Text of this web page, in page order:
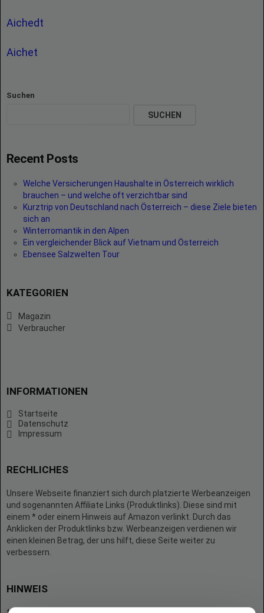
Aichedt
Aichet
Suchen
SUCHEN
Recent Posts
Welche Versicherungen Haushalte in Österreich wirklich
brauchen – und welche oft verzichtbar sind
Kurztrip von Deutschland nach Österreich – diese Ziele bieten
sich an
Winterromantik in den Alpen
Ein vergleichender Blick auf Vietnam und Österreich
Ebensee Salzwelten Tour
KATEGORIEN
Magazin
Verbraucher
INFORMATIONEN
Startseite
Datenschutz
Impressum
RECHLICHES
Unsere Webseite finanziert sich durch platzierte Werbeanzeigen
und sogenannten Affiliate Links (Produktlinks). Diese sind mit
einem * oder einem Hinweis auf Amazon verlinkt. Durch das
Anklicken der Produktlinks bzw. Werbeanzeigen verdienen wir
einen kleinen Betrag, der uns hilft, diese Seite weiter zu
verbessern.
HINWEIS